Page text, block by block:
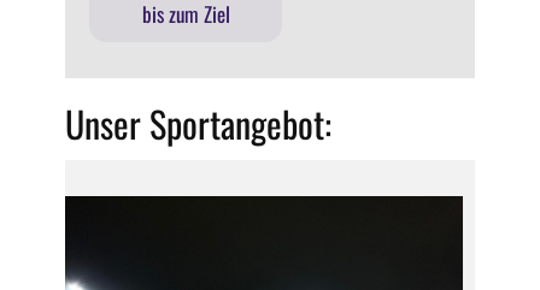
bis zum Ziel
Unser Sportangebot: